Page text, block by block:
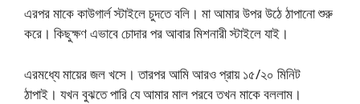
এরপর মাকে কাউগার্ল স্টাইলে চুদতে বলি। মা আমার উপর উঠে ঠাপানো শুরু
করে। কিছুক্ষণ এভাবে চোদার পর আবার মিশনারী স্টাইলে যাই।
এরমধ্যে মায়ের জল খসে। তারপর আমি আরও প্রায় ১৫/২০ মিনিট
ঠাপাই। যখন বুঝতে পারি যে আমার মাল পরবে তখন মাকে বললাম।